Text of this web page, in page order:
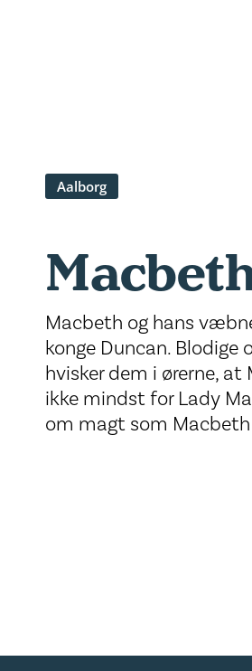
Aalborg
Macbeth og hans
konge Duncan.
hvisker dem i ørerne,
ikke mindst for Lady
om magt som Macbeth